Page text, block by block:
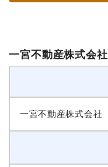
一宮不動産株式会社
一宮不動産株式会社